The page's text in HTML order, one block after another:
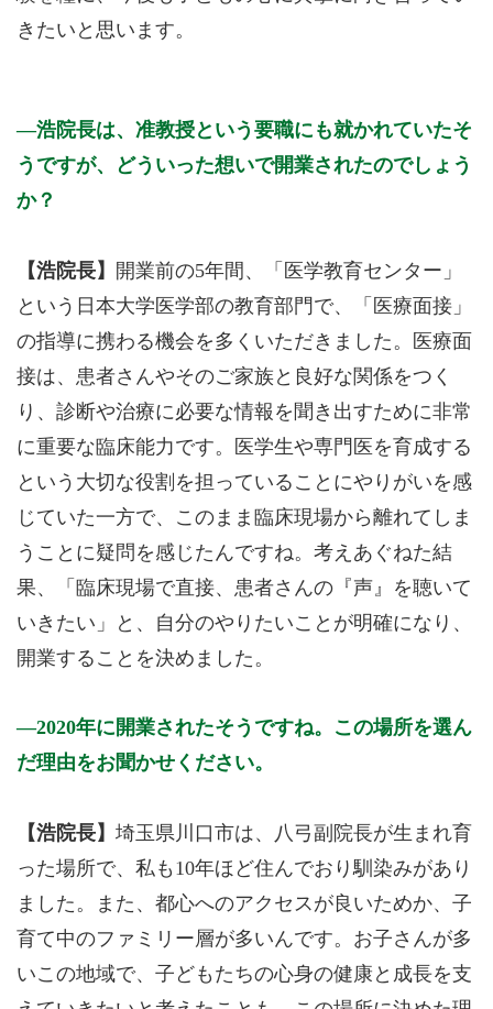
きたいと思います。
浩院長は、准教授という要職にも就かれていたそ
うですが、どういった想いで開業されたのでしょう
か？
【浩院長】 開業前の5年間、「医学教育センター」
という日本大学医学部の教育部門で、「医療面接」
の指導に携わる機会を多くいただきました。医療面
接は、患者さんやそのご家族と良好な関係をつく
り、診断や治療に必要な情報を聞き出すために非常
に重要な臨床能力です。医学生や専門医を育成する
という大切な役割を担っていることにやりがいを感
じていた一方で、このまま臨床現場から離れてしま
うことに疑問を感じたんですね。考えあぐねた結
果、「臨床現場で直接、患者さんの『声』を聴いて
いきたい」と、自分のやりたいことが明確になり、
開業することを決めました。
2020年に開業されたそうですね。この場所を選ん
だ理由をお聞かせください。
【浩院長】 埼玉県川口市は、八弓副院長が生まれ育
った場所で、私も10年ほど住んでおり馴染みがあり
ました。また、都心へのアクセスが良いためか、子
育て中のファミリー層が多いんです。お子さんが多
いこの地域で、子どもたちの心身の健康と成長を支